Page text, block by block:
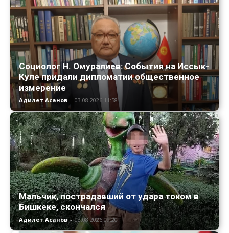
Социолог Н. Омуралиев: События на Иссык-
Куле придали дипломатии общественное
измерение
Адилет Асанов - 03.08.2026 11:58
Мальчик, пострадавший от удара током в
Бишкеке, скончался
Адилет Асанов - 03.08.2026 09:20